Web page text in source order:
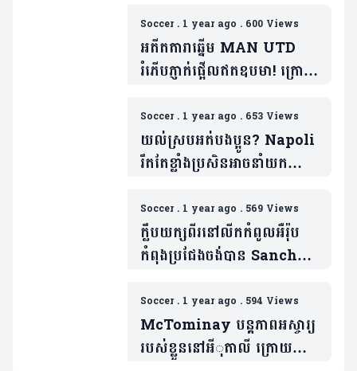
Soccer. 1 year ago . 600 Views
អតីតតារាឆ្នើម MAN UTD
រំភើបភ្ញាក់ផ្អើលឥតឧបមា! ក្រោយ
Bruyne
Soccer. 1 year ago . 653 Views
យល់ស្របអត់បងប្អូន? Napoli
រឹតតែខ្លាំងប្រសិនអាចនាំយក
ក្រុម(មាន១វីដេអូ)
Soccer. 1 year ago . 569 Views
ក្លឹបយក្សពីរនៅលីកកំពូលអឺរ៉ុប
កំពុងប្រជែងចង់បាន Sancho
Soccer. 1 year ago . 594 Views
McTominay បន្តភាពអស្ចារ្យ
របស់ខ្លួននៅអីុតាលី ក្រោយចាក